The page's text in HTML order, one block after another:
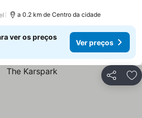
a 0.2 km de Centro da cidade
ver os preços
Ver preços
Partilhar